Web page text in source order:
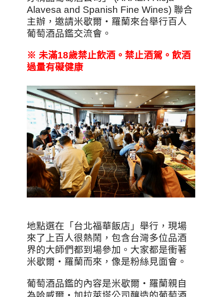
Alavesa and Spanish Fine Wines) 聯合
主辦，邀請米歇爾‧羅蘭來台舉行百人
葡萄酒品鑑交流會。
※ 未滿18歲禁止飲酒。禁止酒駕。飲酒
過量有礙健康
地點選在「台北福華飯店」舉行，現場
來了上百人很熱鬧，包含台灣多位品酒
界的大師們都到場參加。大家都是衝著
米歇爾‧羅蘭而來，像是粉絲見面會。
葡萄酒品鑑的內容是米歇爾‧羅蘭親自